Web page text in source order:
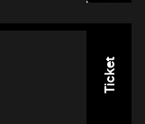
Ticket